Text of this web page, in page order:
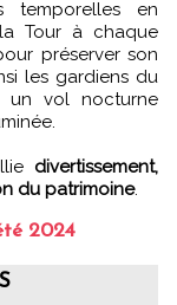
temporelles en
Tour à chaque
préserver son
les gardiens du
un vol nocturne
divertissement,
du patrimoine.
2024